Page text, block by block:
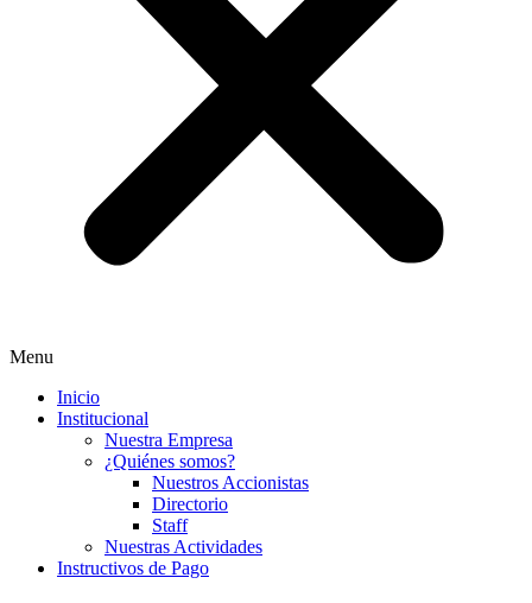
Menu
Inicio
Institucional
Nuestra Empresa
¿Quiénes somos?
Nuestros Accionistas
Directorio
Staff
Nuestras Actividades
Instructivos de Pago